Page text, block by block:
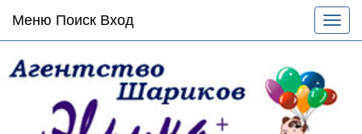
Основное
меню
по
Меню Поиск Вход
меню